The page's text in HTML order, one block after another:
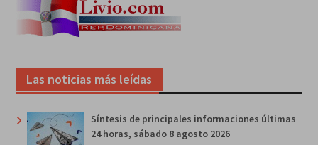
Las noticias más leídas
Síntesis de principales informaciones últimas
24 horas, sábado 8 agosto 2026